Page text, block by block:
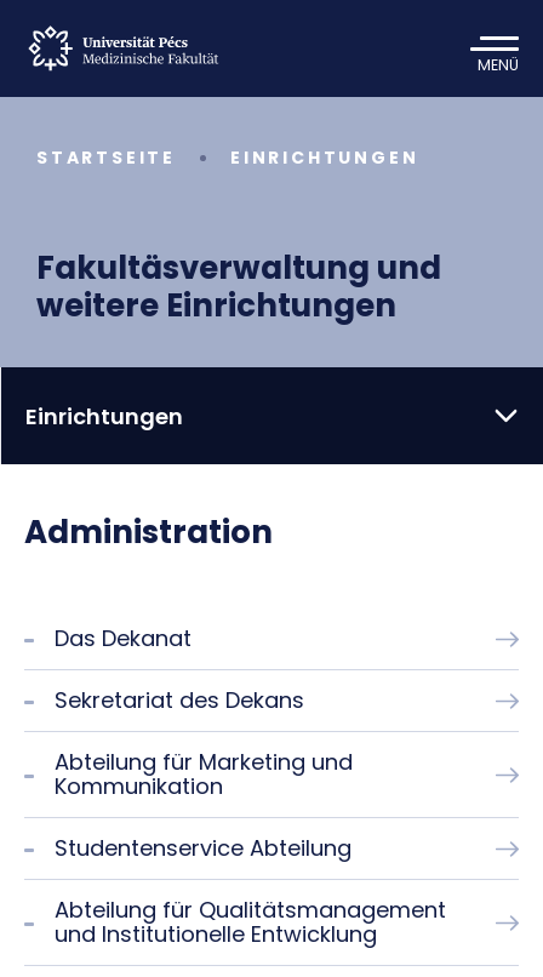
MENÜ
STARTSEITE EINRICHTUNGEN
Fakultäsverwaltung und
weitere Einrichtungen
Administration
Das Dekanat
Sekretariat des Dekans
Abteilung für Marketing und
Kommunikation
Studentenservice Abteilung
Abteilung für Qualitätsmanagement
und Institutionelle Entwicklung
Einrichtungen